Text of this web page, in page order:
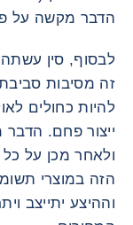
הדבר מקשה על
לבסוף, סין עשתה
זה מסיבות
להיות כחולים
ייצור פחם. הדבר
ולאחר מכן על
הזה במוצרי
וההיצע יתייצב